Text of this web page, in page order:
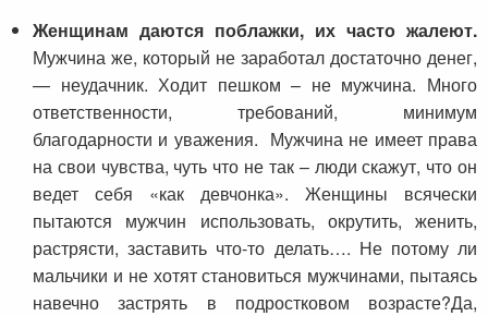
Женщинам даются поблажки, их часто жалеют.
Мужчина же, который не заработал достаточно денег,
— неудачник. Ходит пешком – не мужчина. Много
ответственности, требований, минимум
благодарности и уважения. Мужчина не имеет права
на свои чувства, чуть что не так – люди скажут, что он
ведет себя «как девчонка». Женщины всячески
пытаются мужчин использовать, окрутить, женить,
растрясти, заставить что-то делать…. Не потому ли
мальчики и не хотят становиться мужчинами, пытаясь
навечно застрять в подростковом возрасте?Да,